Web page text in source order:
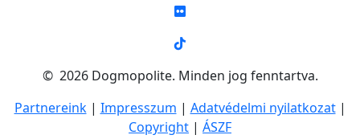
© 2026 Dogmopolite. Minden jog fenntartva.
Partnereink| Impresszum | Adatvédelmi nyilatkozat|
Copyright | ÁSZF